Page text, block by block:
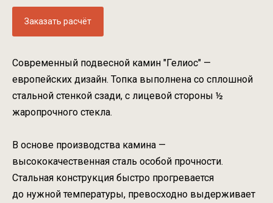
Заказать расчёт
Современный подвесной камин "Гелиос" —
европейских дизайн. Топка выполнена со сплошной
стальной стенкой сзади, с лицевой стороны ½
жаропрочного стекла.
В основе производства камина —
высококачественная сталь особой прочности.
Стальная конструкция быстро прогревается
до нужной температуры, превосходно выдерживает